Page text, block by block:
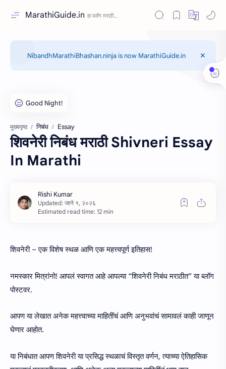
MarathiGuide.in
NibandhMarathiBhashan.ninja is now MarathiGuide.in
मुख्यपृष्ठ निबंध Essay
शिवनेरी निबंध मराठी Shivneri Essay
In Marathi
Estimated read time: 12 min
शिवनेरी – एक विशेष स्थळ आणि एक महत्त्वपूर्ण इतिहास!
नमस्कार मित्रांनो! आपलं स्वागत आहे आपल्या “शिवनेरी निबंध मराठीत” या ब्लॉग
पोस्टवर.
आपण या लेखात अनेक महत्त्वाच्या माहितींचं आणि अनुभवांचं सामावलं काही जाणून
घेणार आहोत.
या निबंधात आपण शिवनेरी या प्रसिद्ध स्थळाचं विस्तृत वर्णन, त्याच्या ऐतिहासिक